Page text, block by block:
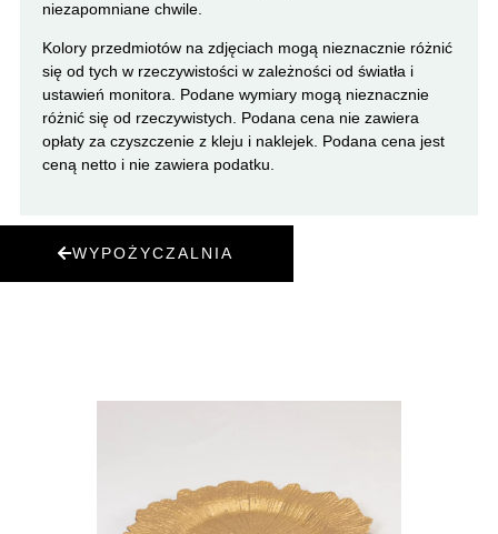
niezapomniane chwile.
Kolory przedmiotów na zdjęciach mogą nieznacznie różnić
się od tych w rzeczywistości w zależności od światła i
ustawień monitora. Podane wymiary mogą nieznacznie
różnić się od rzeczywistych. Podana cena nie zawiera
opłaty za czyszczenie z kleju i naklejek. Podana cena jest
ceną netto i nie zawiera podatku.
WYPOŻYCZALNIA